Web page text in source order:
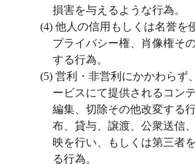
損害を与えるような行為。
(4) 他人の信用もしくは名誉を
プライバシー権、肖像権そ
する行為。
(5) 営利・非営利にかかわらず
ービスにて提供されるコン
編集、切除その他改変する
布、貸与、譲渡、公衆送信
映を行い、もしくは第三者
る行為。